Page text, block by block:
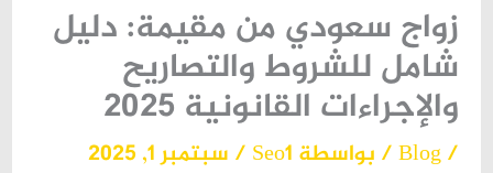
زواج سعودي من مقيمة: دليل
شامل للشروط والتصاريح
والإجراءات القانونية 2025
/
Blog/ بواسطة Seo1
/ سبتمبر 1, 2025